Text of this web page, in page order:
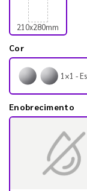
210x280mm
Cor
1×1 -
Enobrecimento